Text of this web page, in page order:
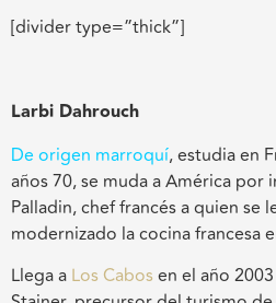
[divider type=”thick”]
Larbi Dahrouch
De origen marroquí, estudia en
años 70, se muda a América por
Palladin, chef francés a quien se
modernizado la cocina francesa
Llega a Los Cabos en el año